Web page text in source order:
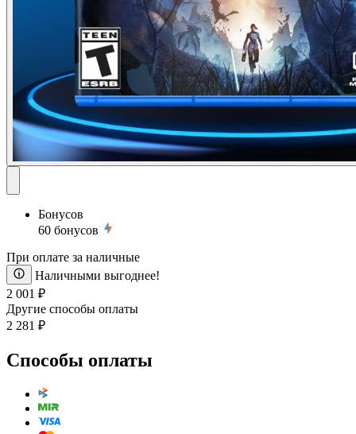
Бонусов
60 бонусов
При оплате за наличные
Наличными выгоднее!
2 001 ₽
Другие способы оплаты
2 281 ₽
Способы оплаты